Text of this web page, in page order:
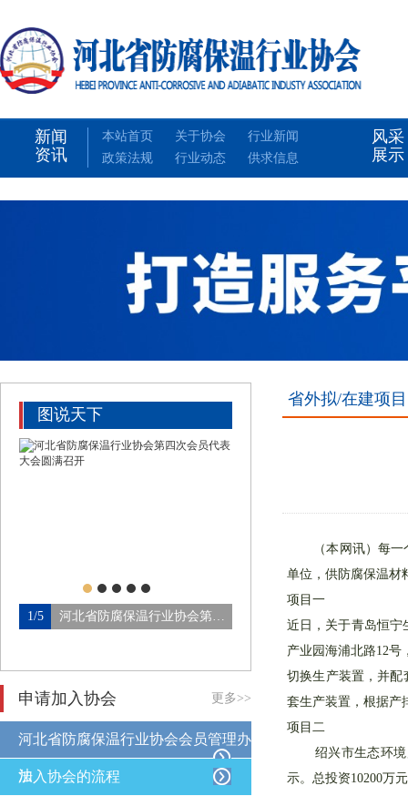
新闻
资讯
本站首页 关于协会
行业新闻
政策法规
行业动态 供求信息
风采
展示
图说天下
1/5 河北省防腐保温行业协会第四…
申请加入协会 更多>>
河北省防腐保温行业协会会员管理办
法
加入协会的流程
省外拟/在建项目
（本网讯）每一个
单位，供防腐保温材
项目一
近日，关于青岛恒宁
产业园海浦北路12号
切换生产装置，并配
套生产装置，根据产
项目二
绍兴市生态环境局
示。总投资10200万